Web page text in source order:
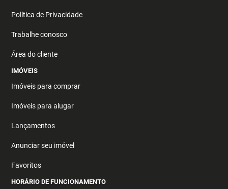
Política de Privacidade
Trabalhe conosco
Área do cliente
IMÓVEIS
Imóveis para comprar
Imóveis para alugar
Lançamentos
Anunciar seu imóvel
Favoritos
HORÁRIO DE FUNCIONAMENTO